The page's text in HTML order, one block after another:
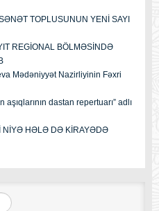
TOPLUSUNUN YENİ SAYI
REGİONAL BÖLMƏSİNDƏ
Mədəniyyət Nazirliyinin Fəxri
aşıqlarının dastan repertuarı” adlı
NİYƏ HƏLƏ DƏ KİRAYƏDƏ